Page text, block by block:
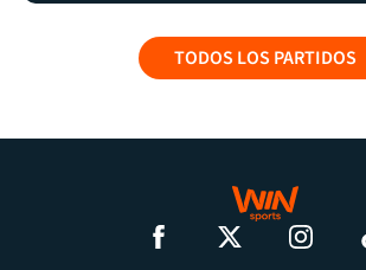
TODOS LOS PARTIDOS